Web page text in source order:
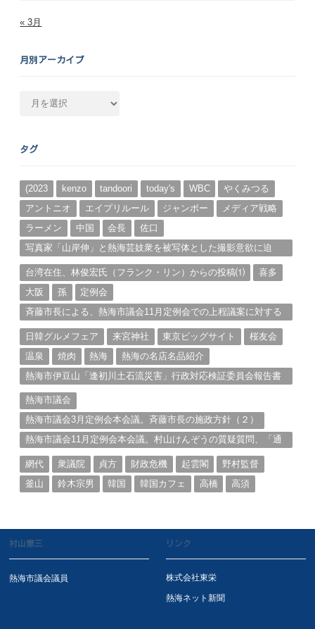
« 3月
月別アーカイブ
カ
ブ
タグ
(2023 kenzo tandoori today's WBC
やくみつる
アントニオ
エイプリルール ジャンボー
メディア戦略
ラーメン
中国 会長
佐口
写真家「山岸伸」と熱海芸妓衆を被写体とした撮影意欲に迫
台湾在住、林俊宏氏（フランク・リン）からの投稿⑴
喜多
大阪
孫
定例会
斉藤市長による、熱海市議会11月定例会での上程議案に対する
日韓グルメフェア
来宮神社 東京ビッグサイト
桜友会
温泉
焼肉 熱海
熱海の名店名品紹介
熱海市伊豆山「逢初川土石流災害」行政対応検証委員会報告書
熱海市議会
熱海市議会3月定例会本会議。斉藤市長の施政方針（２）
熱海市議会11月定例会本会議。村山けんぞうの質疑質問、「通
網代
衆議院 貞方 財政危機 起雲閣
野村監督
釜山
鈴木宗男 韓国 韓国カフェ 高橋 高須
村山憲三
熱海市議会議員
リンク
株式会社東栄
熱海ネット新聞